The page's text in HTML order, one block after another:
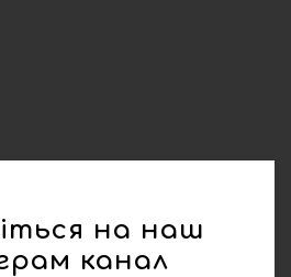
на наш
канал